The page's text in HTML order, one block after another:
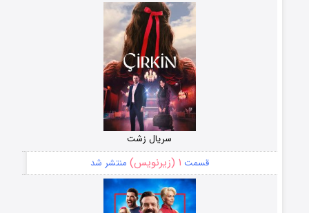
سریال زشت
قسمت ۱ (زیرنویس) منتشر شد